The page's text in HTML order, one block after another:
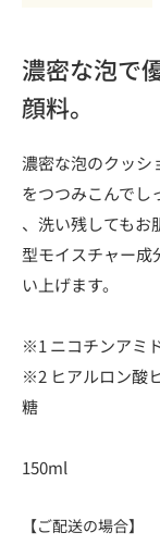
濃密な泡で
顔料。
濃密な泡のクッシ
をつつみこんでし
、洗い残してもお
型モイスチャー成
い上げます。
※1 ニコチンアミ
※2 ヒアルロン酸
糖
150ml
【ご配送の場合】